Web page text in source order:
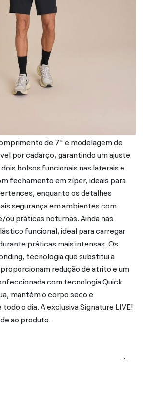
de 7" e modelagem de
por cadarço, garantindo um ajuste
bolsos funcionais nas laterais e
fechamento em zíper, ideais para
enquanto os detalhes
segurança em ambientes com
ou práticas noturnas. Ainda nas
funcional, ideal para carregar
práticas mais intensas. Os
tecnologia que substitui a
redução de atrito e um
com tecnologia Quick
mantém o corpo seco e
o dia. A exclusiva Signature LIVE!
ao produto.